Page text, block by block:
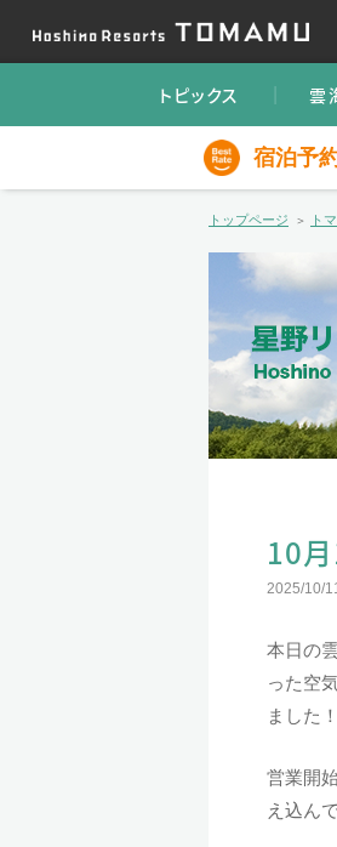
トピックス 雲
宿泊予
トップページ ト
10
2025/10/
本日の
った空
ました！
営業開
え込ん